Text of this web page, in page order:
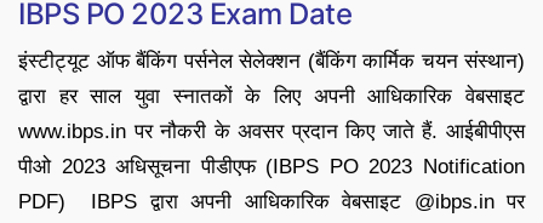
IBPS PO 2023 Exam Date
इंस्टीट्यूट ऑफ बैंकिंग पर्सनेल सेलेक्शन (बैंकिंग कार्मिक चयन संस्थान)
द्वारा हर साल युवा स्नातकों के लिए अपनी आधिकारिक वेबसाइट
www.ibps.in पर नौकरी के अवसर प्रदान किए जाते हैं. आईबीपीएस
पीओ 2023 अधिसूचना पीडीएफ (IBPS PO 2023 Notification
PDF) IBPS द्वारा अपनी आधिकारिक वेबसाइट @ibps.in पर